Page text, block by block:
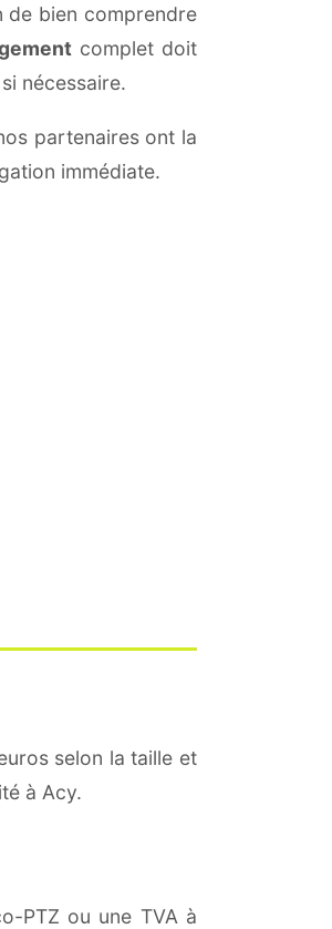
de bien comprendre
complet doit
si nécessaire.
partenaires ont la
immédiate.
selon la taille et
à Acy.
PTZ ou une TVA à